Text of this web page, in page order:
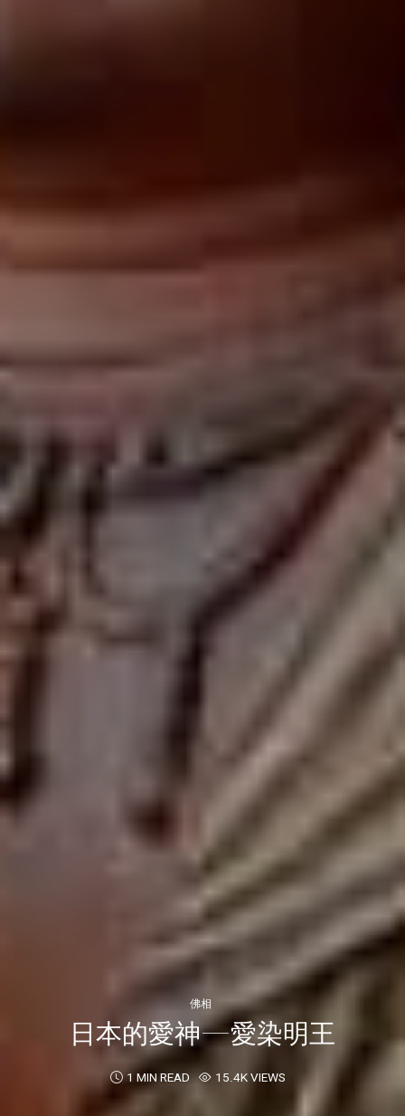
佛相
日本的愛神—愛染明王
1 MIN READ 15.4K VIEWS